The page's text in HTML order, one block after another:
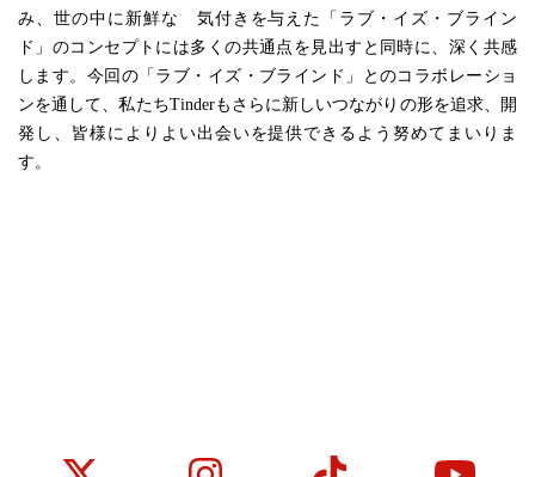
み、世の中に新鮮な　気付きを与えた「ラブ・イズ・ブライン
ド」のコンセプトには多くの共通点を見出すと同時に、深く共感
します。今回の「ラブ・イズ・ブラインド」とのコラボレーショ
ンを通して、私たちTinderもさらに新しいつながりの形を追求、開
発し、皆様によりよい出会いを提供できるよう努めてまいりま
す。